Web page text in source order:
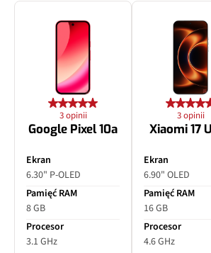
3 opinii
Google Pixel 10a
Ekran
6.30" P-OLED
Pamięć RAM
8 GB
Procesor
3.1 GHz
3 opinii
Xiaomi 17
Ekran
6.90" OLED
Pamięć RAM
16 GB
Procesor
4.6 GHz